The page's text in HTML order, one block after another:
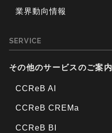
業界動向情報
SERVICE
その他のサービスのご案内
CCReB AI
CCReB CREMa
CCReB BI